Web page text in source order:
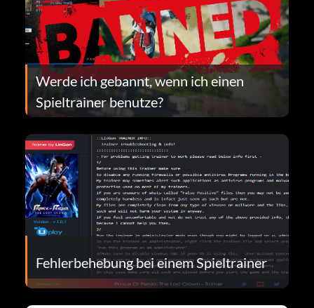
Werde ich gebannt, wenn ich einen
Spieltrainer benutze?
Fehlerbehebung bei einem Spieltrainer